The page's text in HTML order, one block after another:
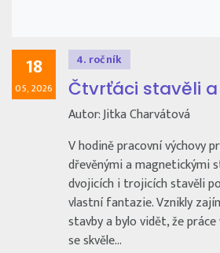
18
05, 2026
4. ročník
Čtvrťáci stavěli
Autor: Jitka Charvátová
V hodině pracovní výchovy
dřevěnými a magnetickými
dvojicích i trojicích stavěli
vlastní fantazie. Vznikly
stavby a bylo vidět, že
se skvěle…